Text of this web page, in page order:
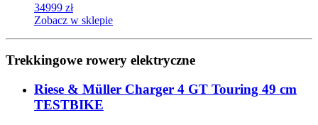
34999 zł
Zobacz w sklepie
Trekkingowe rowery elektryczne
Riese & Müller Charger 4 GT Touring 49 cm
TESTBIKE